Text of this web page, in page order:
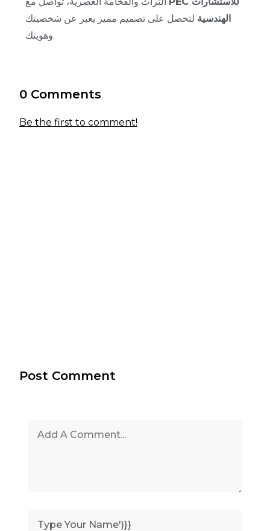
الهندسية لتحصل على تصميم مميز يعبر عن شخصيتك
وهويتك.
0 Comments
Be the first to comment!
Post Comment